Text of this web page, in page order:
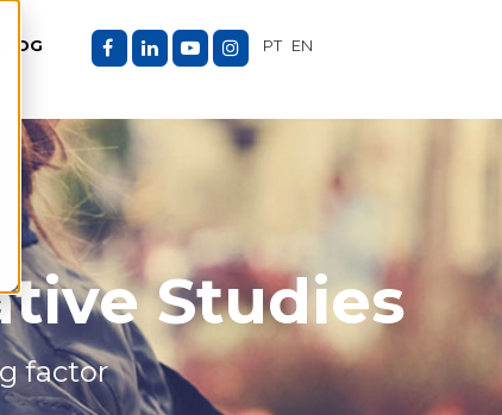
BLOG PT EN
Studies
factor